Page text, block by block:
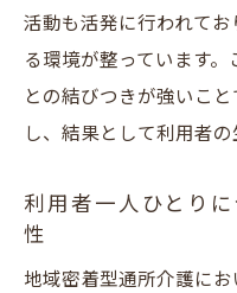
安城市の介護員求
境が整っている
未経験者歓迎
介護職への第
さ
活動も活発に行われて
る環境が整っています
との結びつきが強いこ
し、結果として利用者の
利用者一人ひとり
性
地域密着型通所介護に